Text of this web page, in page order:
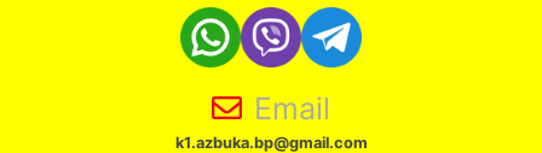
Email
k1.azbuka.bp@gmail.com